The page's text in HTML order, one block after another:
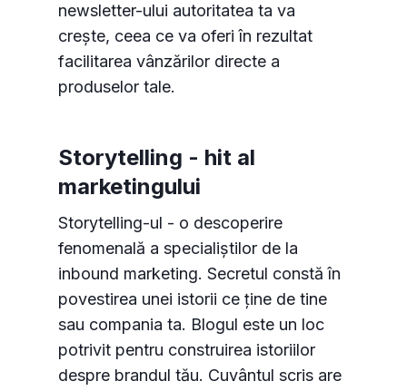
newsletter-ului autoritatea ta va
crește, ceea ce va oferi în rezultat
facilitarea vânzărilor directe a
produselor tale.
Storytelling - hit al
marketingului
Storytelling-ul - o descoperire
fenomenală a specialiștilor de la
inbound marketing. Secretul constă în
povestirea unei istorii ce ține de tine
sau compania ta. Blogul este un loc
potrivit pentru construirea istoriilor
despre brandul tău. Cuvântul scris are